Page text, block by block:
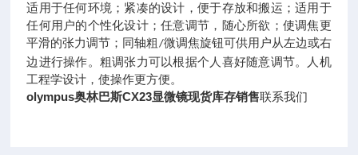
适用于任何环境；紧凑的设计，便于存放和搬运；适用于
任何用户的个性化设计；任意调节，随心所欲；使调焦更
平滑的张力调节；同轴粗 /微调焦旋钮可供用户从左边或右
边进行操作。粗调张力可以根据个人喜好随意调节。人机
工程学设计，使操作更方便。
olympus奥林巴斯CX23显微镜现货库存销售联系我们